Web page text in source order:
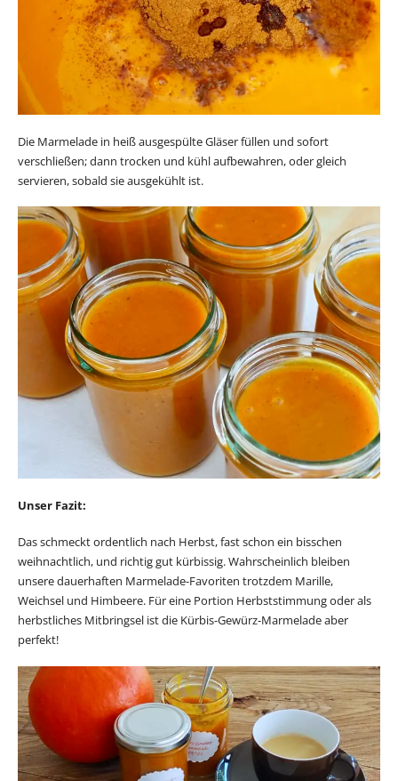
Die Marmelade in heiß ausgespülte Gläser füllen und sofort
verschließen; dann trocken und kühl aufbewahren, oder gleich
servieren, sobald sie ausgekühlt ist.
Unser Fazit:
Das schmeckt ordentlich nach Herbst, fast schon ein bisschen
weihnachtlich, und richtig gut kürbissig. Wahrscheinlich bleiben
unsere dauerhaften Marmelade-Favoriten trotzdem Marille,
Weichsel und Himbeere. Für eine Portion Herbststimmung oder als
herbstliches Mitbringsel ist die Kürbis-Gewürz-Marmelade aber
perfekt!